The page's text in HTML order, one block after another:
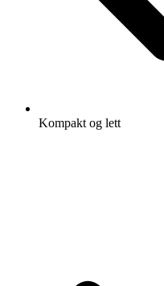
Kompakt og lett